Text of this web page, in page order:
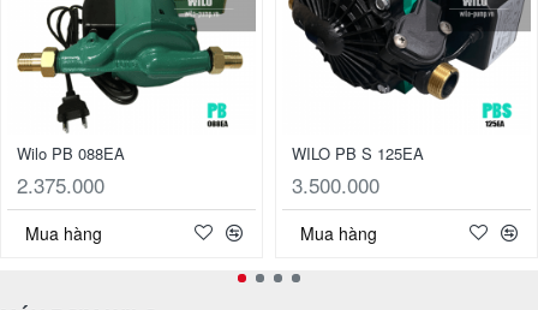
Wilo PB 088EA
2.375.000
Mua hàng
WILO PB S 125EA
3.500.000
Mua hàng